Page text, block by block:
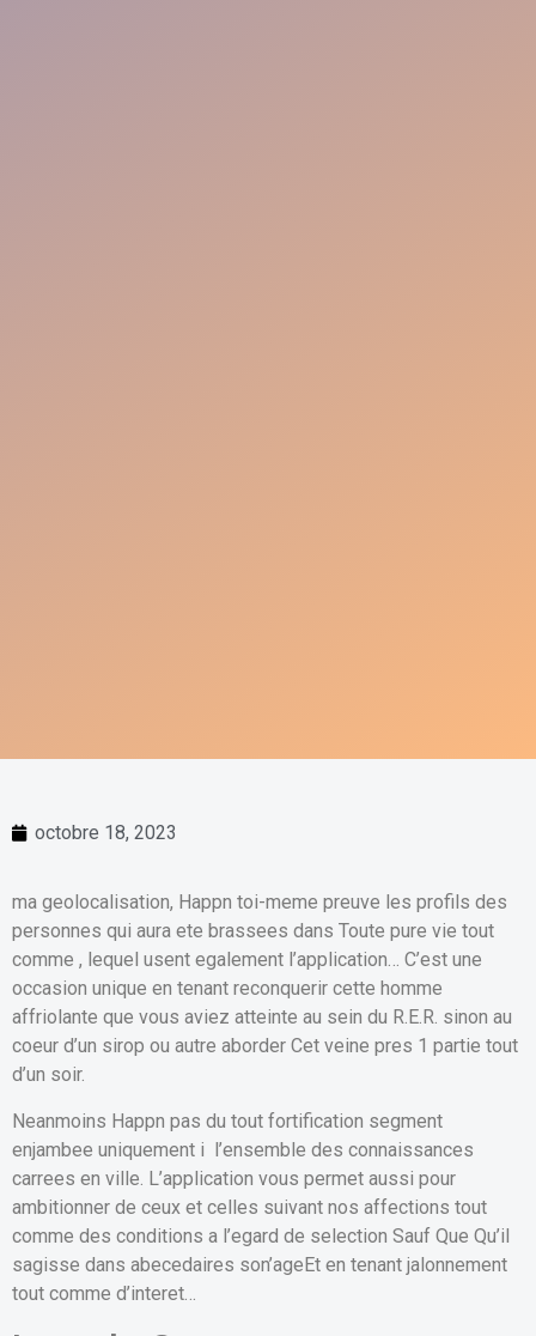
octobre 18, 2023
ma geolocalisation, Happn toi-meme preuve les profils des
personnes qui aura ete brassees dans Toute pure vie tout
comme , lequel usent egalement l’application… C’est une
occasion unique en tenant reconquerir cette homme
affriolante que vous aviez atteinte au sein du R.E.R. sinon au
coeur d’un sirop ou autre aborder Cet veine pres 1 partie tout
d’un soir.
Neanmoins Happn pas du tout fortification segment
enjambee uniquement i l’ensemble des connaissances
carrees en ville. L’application vous permet aussi pour
ambitionner de ceux et celles suivant nos affections tout
comme des conditions a l’egard de selection Sauf Que Qu’il
sagisse dans abecedaires son’ageEt en tenant jalonnement
tout comme d’interet…